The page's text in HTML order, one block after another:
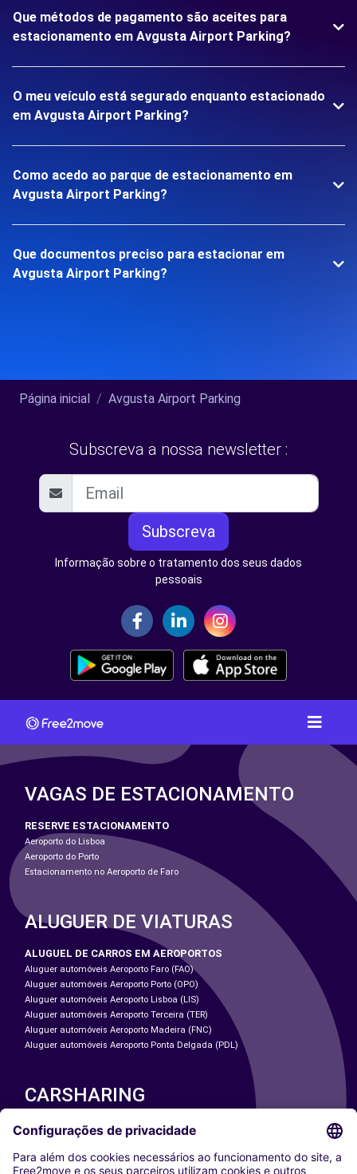
Que métodos de pagamento são aceites para
estacionamento em Avgusta Airport Parking?
O meu veículo está segurado enquanto estacionado
em Avgusta Airport Parking?
Como acedo ao parque de estacionamento em
Avgusta Airport Parking?
Que documentos preciso para estacionar em
Avgusta Airport Parking?
Página inicial Avgusta Airport Parking
Subscreva a nossa newsletter :
Subscreva
Informação sobre o tratamento dos seus dados
pessoais
VAGAS DE ESTACIONAMENTO
RESERVE ESTACIONAMENTO
Aeroporto do Lisboa
Aeroporto do Porto
Estacionamento no Aeroporto de Faro
ALUGUER DE VIATURAS
ALUGUEL DE CARROS EM AEROPORTOS
Aluguer automóveis Aeroporto Faro (FAO)
Aluguer automóveis Aeroporto Porto (OPO)
Aluguer automóveis Aeroporto Lisboa (LIS)
Aluguer automóveis Aeroporto Terceira (TER)
Aluguer automóveis Aeroporto Madeira (FNC)
Aluguer automóveis Aeroporto Ponta Delgada (PDL)
CARSHARING
NOSSAS CIDADES
Washington DC